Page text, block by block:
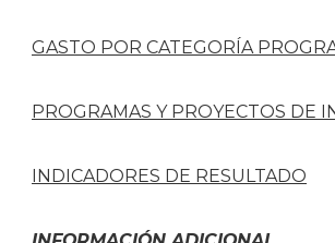
GASTO POR CATEGORÍA
PROGRAMAS Y PROYECTOS DE
INDICADORES DE RESULTADO